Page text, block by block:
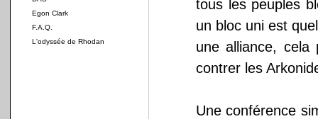
Egon Clark
F.A.Q.
L'odyssée de Rhodan
tous les peuples
un bloc uni est
une alliance, cela
contrer les
Une conférence